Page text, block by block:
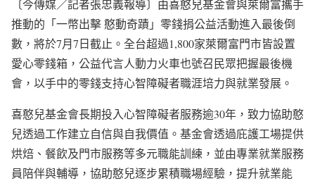
〔今傳媒／記者張忠義報導〕由喜憨兒基金會與萊爾富攜手
推動的「一幣出擊 憨動奇蹟」零錢捐公益活動進入最後倒
數，將於7月7日截止。全台超過1,800家萊爾富門市皆設置
愛心零錢箱，公益代言人動力火車也號召民眾把握最後機
會，以手中的零錢支持心智障礙者職涯培力與就業發展。
喜憨兒基金會長期投入心智障礙者服務逾30年，致力協助憨
兒透過工作建立自信與自我價值。基金會透過庇護工場提供
烘焙、餐飲及門市服務等多元職能訓練，並由專業就業服務
員陪伴與輔導，協助憨兒逐步累積職場經驗，提升就業能